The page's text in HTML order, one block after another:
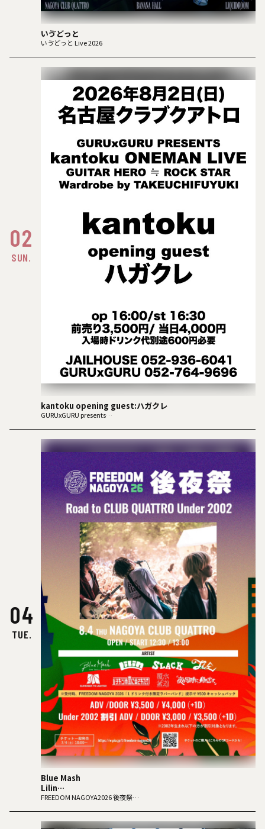
いゔどっと
いゔどっと Live 2026
02
SUN.
kantoku opening guest:ハガクレ
GURUxGURU presents
GUITAR HERO ≒ ROCK STAR
Wardrobe by TAKEUCHIFUYUKI
04
TUE.
Blue Mash
Lilin
SLACK
FREEDOM NAGOYA2026 後夜祭